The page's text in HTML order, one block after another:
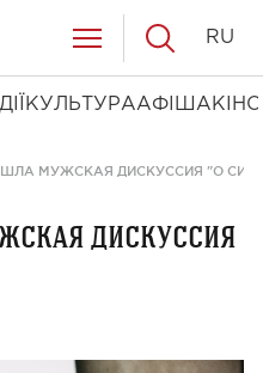
КУЛЬТУРААФІША КІНО
RU
МУЖСКАЯ ДИСКУССИЯ "О СИЛЕ
дискуссия